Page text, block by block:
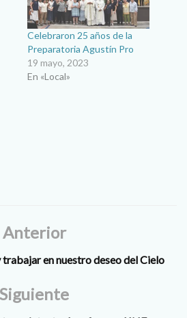
Celebraron 25 años de la
Preparatoria Agustín Pro
19 mayo, 2023
En «Local»
Anterior
en nuestro deseo del Cielo
Siguiente